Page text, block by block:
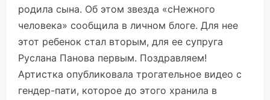
родила сына. Об этом звезда «сНежного
человека» сообщила в личном блоге. Для нее
этот ребенок стал вторым, для ее супруга
Руслана Панова первым. Поздравляем!
Артистка опубликовала трогательное видео с
гендер-пати, которое до этого хранила в